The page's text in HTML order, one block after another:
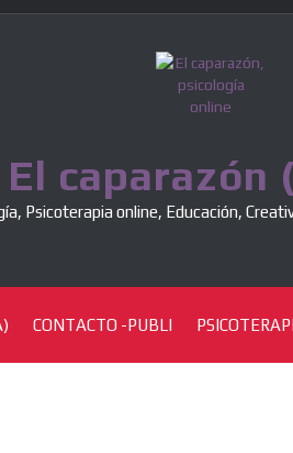
El caparazón
Psicoterapia online, Educación,
CONTACTO -PUBLI